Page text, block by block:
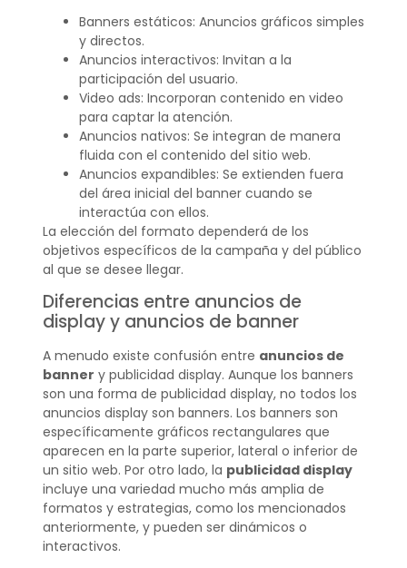
Banners estáticos: Anuncios gráficos simples
y directos.
Anuncios interactivos: Invitan a la
participación del usuario.
Video ads: Incorporan contenido en video
para captar la atención.
Anuncios nativos: Se integran de manera
fluida con el contenido del sitio web.
Anuncios expandibles: Se extienden fuera
del área inicial del banner cuando se
interactúa con ellos.
La elección del formato dependerá de los
objetivos específicos de la campaña y del público
al que se desee llegar.
Diferencias entre anuncios de
display y anuncios de banner
A menudo existe confusión entre anuncios de
banner y publicidad display. Aunque los banners
son una forma de publicidad display, no todos los
anuncios display son banners. Los banners son
específicamente gráficos rectangulares que
aparecen en la parte superior, lateral o inferior de
un sitio web. Por otro lado, la publicidad display
incluye una variedad mucho más amplia de
formatos y estrategias, como los mencionados
anteriormente, y pueden ser dinámicos o
interactivos.